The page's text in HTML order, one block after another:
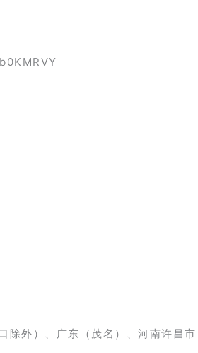
除外）、广东（茂名）、河南许昌市